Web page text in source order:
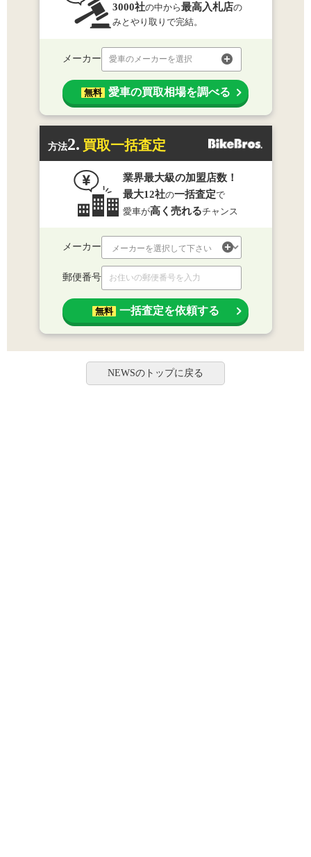
3000社の中から最高入札店の
みとやり取りで完結。
メーカー 愛車のメーカーを選択
無料 愛車の買取相場を調べる
方法2. 買取一括査定
業界最大級の加盟店数！
最大12社の一括査定で
愛車が高く売れるチャンス
メーカー
郵便番号
無料 一括査定を依頼する
NEWSのトップに戻る